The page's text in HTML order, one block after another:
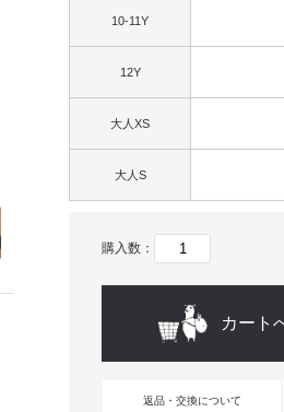
10-11Y
12Y
大人XS
大人S
購入数：
返品・交換について